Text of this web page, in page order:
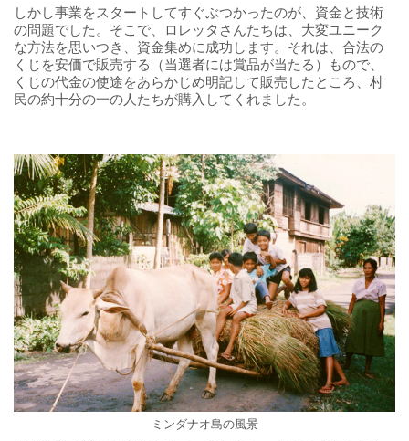
しかし事業をスタートしてすぐぶつかったのが、資金と技術
の問題でした。そこで、ロレッタさんたちは、大変ユニーク
な方法を思いつき、資金集めに成功します。それは、合法の
くじを安価で販売する（当選者には賞品が当たる）もので、
くじの代金の使途をあらかじめ明記して販売したところ、村
民の約十分の一の人たちが購入してくれました。
ミンダナオ島の風景